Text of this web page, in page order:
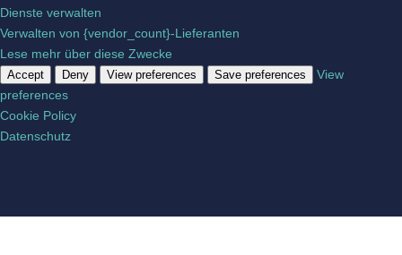
Dienste verwalten
Verwalten von {vendor_count}-Lieferanten
Lese mehr über diese Zwecke
Accept Deny View preferences Save preferences
View
preferences
Cookie Policy
Datenschutz